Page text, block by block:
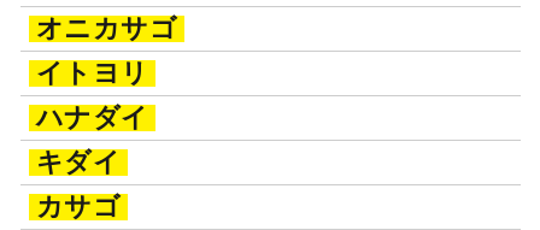
オニカサゴ
イトヨリ
ハナダイ
キダイ
カサゴ